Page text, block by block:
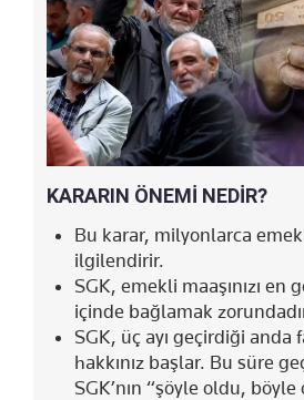
KARARIN ÖNEMİ NEDİR?
Bu karar, milyonlarca
ilgilendirir.
SGK, emekli maaşınızı en
içinde bağlamak
SGK, üç ayı geçirdiği anda
hakkınız başlar. Bu süre
SGK’nın “şöyle oldu,